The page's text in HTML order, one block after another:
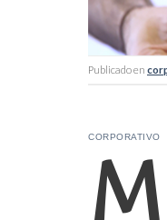
Publicado en
CORPORATIVO